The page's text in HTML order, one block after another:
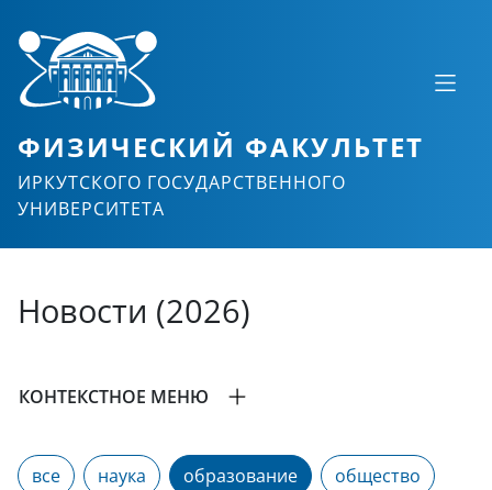
ФИЗИЧЕСКИЙ ФАКУЛЬТЕТ
ИРКУТСКОГО ГОСУДАРСТВЕННОГО
УНИВЕРСИТЕТА
Новости (2026)
КОНТЕКСТНОЕ МЕНЮ
все наука образование общество